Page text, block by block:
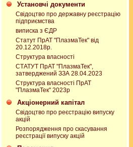
Установчі документи
Свідоцтво про державну реєстрацію
підприємства
виписка з ЄДР
Статут ПрАТ "ПлазмаТек" від
20.12.2018р.
Структура власності
СТАТУТ ПрАТ "ПлазмаТек",
затверджений ЗЗА 28.04.2023
Структура власності ПрАТ
"ПлазмаТек" 2023р
Акціонерний капітал
Свідоцтво про реєстрацію випуску
акцій
Розпорядження про скасування
реєстрації випуску акцій